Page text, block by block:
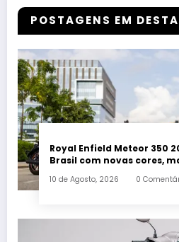
POSTAGENS EM
Royal Enfield Meteor 350
Brasil com novas cores,
10 de Agosto, 2026 0